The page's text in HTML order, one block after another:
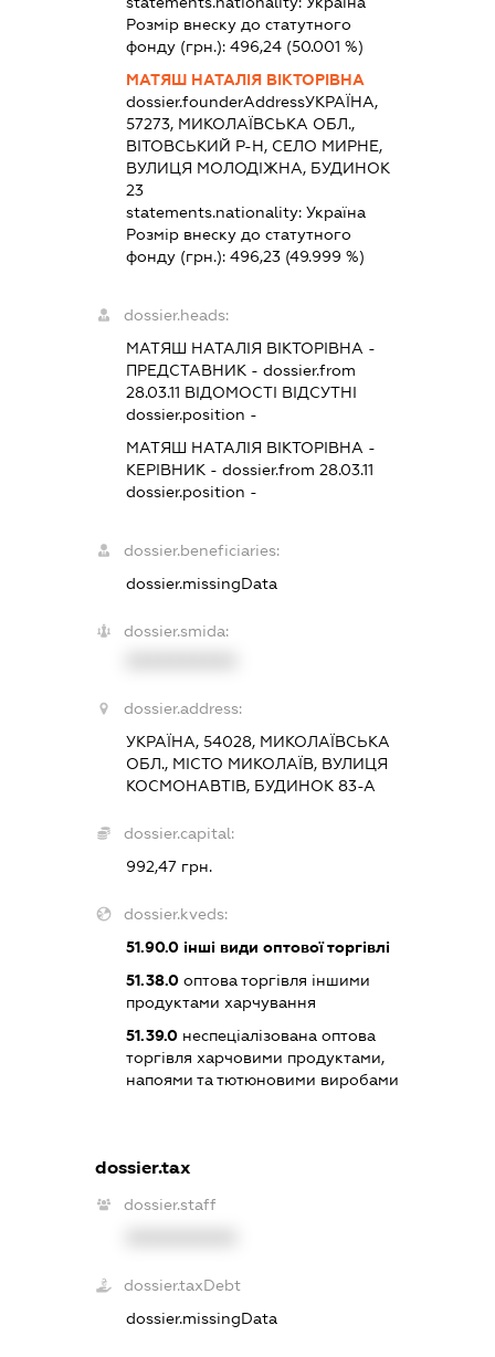
Розмір внеску до статутного
фонду (грн.): 496,24(50.001 %)
МАТЯШ НАТАЛІЯ ВІКТОРІВНА
dossier.founderAddressУКРАЇНА,
57273, МИКОЛАЇВСЬКА ОБЛ.,
ВІТОВСЬКИЙ Р-Н, СЕЛО МИРНЕ,
ВУЛИЦЯ МОЛОДІЖНА, БУДИНОК
23
statements.nationality: Україна
Розмір внеску до статутного
фонду (грн.): 496,23(49.999 %)
dossier.heads:
МАТЯШ НАТАЛІЯ ВІКТОРІВНА -
ПРЕДСТАВНИК - dossier.from
28.03.11 ВІДОМОСТІ ВІДСУТНІ
dossier.position -
МАТЯШ НАТАЛІЯ ВІКТОРІВНА -
КЕРІВНИК - dossier.from 28.03.11
dossier.position -
dossier.beneficiaries:
dossier.missingData
dossier.smida:
dossier.address:
УКРАЇНА, 54028, МИКОЛАЇВСЬКА
ОБЛ., МІСТО МИКОЛАЇВ, ВУЛИЦЯ
КОСМОНАВТІВ, БУДИНОК 83-А
dossier.capital:
992,47 грн.
dossier.kveds:
51.90.0інші види оптової торгівлі
51.38.0оптова торгівля іншими
продуктами харчування
51.39.0неспеціалізована оптова
торгівля харчовими продуктами,
напоями та тютюновими виробами
dossier.tax
dossier.staff
dossier.taxDebt
dossier.missingData